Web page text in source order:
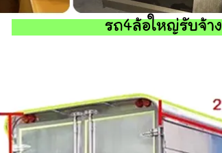
รถ4ล้อใหญ่รับจ้าง